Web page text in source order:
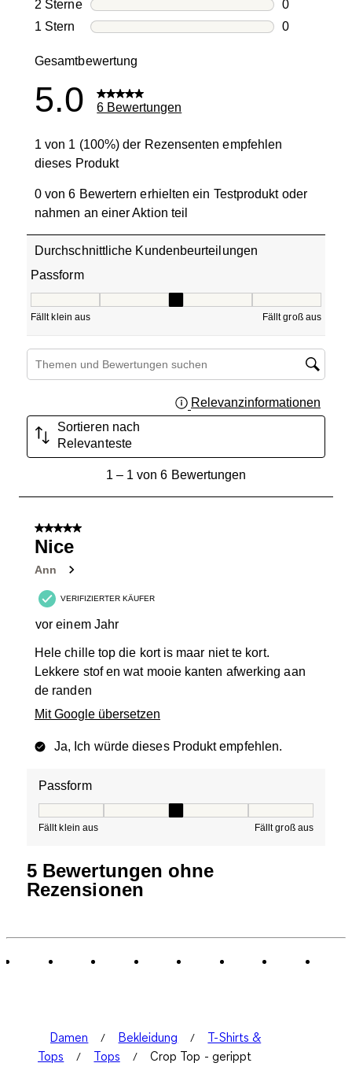
2 SterneSterne
0
0
1 Stern Sterne
0
Gesamtbewertung
5.0 6 Bewertungen
1 von 1 (100%) der Rezensenten empfehlen
dieses Produkt
0 von 6 Bewertern erhielten ein Testprodukt oder
nahmen an einer Aktion teil
Durchschnittliche Kundenbeurteilungen
Passform
Fällt klein aus Fällt groß aus
Suchthemen und Bewertungen Suchregion
Relevanzinformationen
Sortieren nach
Relevanteste
von
Bewertungen.
1– 1 von 6 Bewertungen
5 von 5 Sternen.
Nice
Ann
VERIFIZIERTER KÄUFER
vor einem Jahr
Hele chille top die kort is maar niet te kort.
Lekkere stof en wat mooie kanten afwerking aan
de randen
Mit Google übersetzen
Ja, Ich würde dieses Produkt empfehlen.
Passform
Fällt klein aus Fällt groß aus
5 Bewertungen ohne
Rezensionen
Damen Bekleidung
T-Shirts &
Tops
Tops Crop Top - gerippt